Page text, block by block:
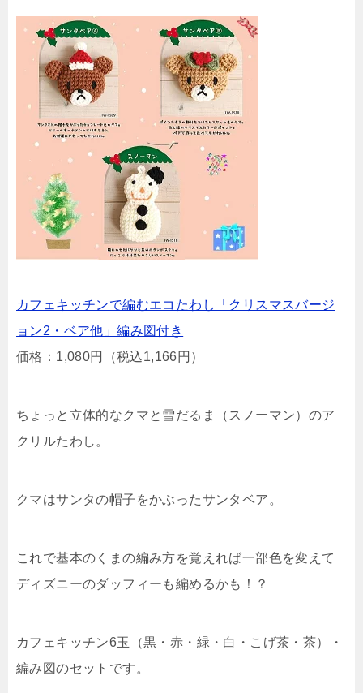
カフェキッチンで編むエコたわし「クリスマスバージ
ョン2・ベア他」編み図付き
価格：1,080円（税込1,166円）
ちょっと立体的なクマと雪だるま（スノーマン）のア
クリルたわし。
クマはサンタの帽子をかぶったサンタベア。
これで基本のくまの編み方を覚えれば一部色を変えて
ディズニーのダッフィーも編めるかも！？
カフェキッチン6玉（黒・赤・緑・白・こげ茶・茶）・
編み図のセットです。